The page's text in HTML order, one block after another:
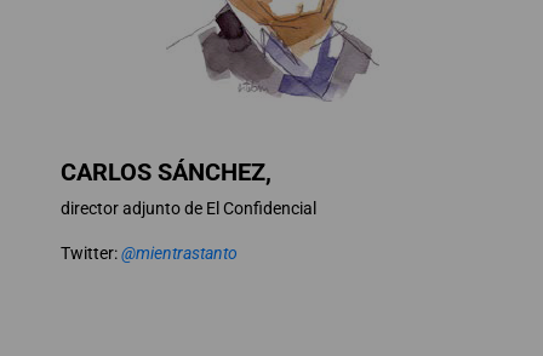
CARLOS SÁNCHEZ,
director adjunto de El Confidencial
Twitter:@mientrastanto